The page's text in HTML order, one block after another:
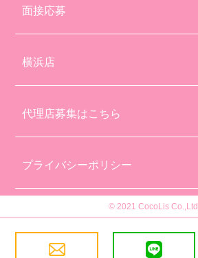
面接応募
横浜店
代理店募集はこちら
プライバシーポリシー
© 2021 CocoLis Co.,Ltd.